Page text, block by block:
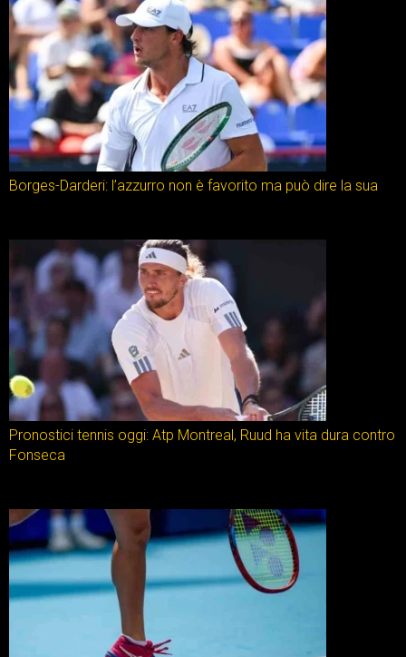
Borges-Darderi: l’azzurro non è favorito ma può dire la sua
Pronostici tennis oggi: Atp Montreal, Ruud ha vita dura contro
Fonseca